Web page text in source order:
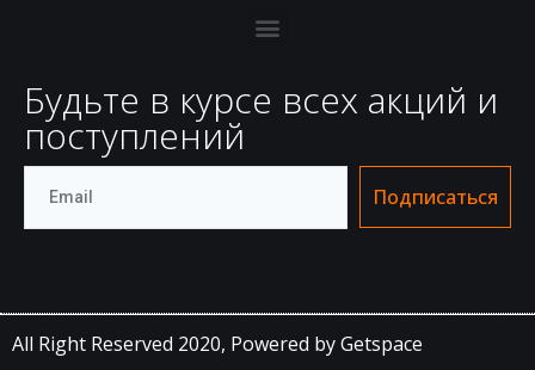
Будьте в курсе всех акций и
поступлений
Подписаться
All Right Reserved 2020, Powered by Getspace